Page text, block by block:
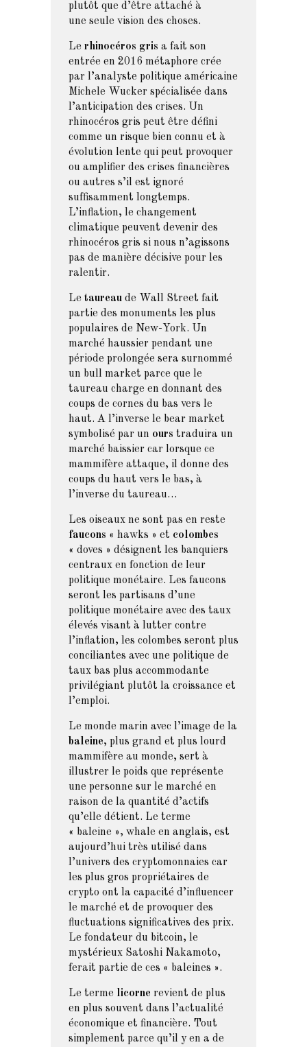
plutôt que d’être attaché à
une seule vision des choses.
Le rhinocéros gris a fait son
entrée en 2016 métaphore crée
par l’analyste politique américaine
Michele Wucker spécialisée dans
l’anticipation des crises. Un
rhinocéros gris peut être défini
comme un risque bien connu et à
évolution lente qui peut provoquer
ou amplifier des crises financières
ou autres s’il est ignoré
suffisamment longtemps.
L’inflation, le changement
climatique peuvent devenir des
rhinocéros gris si nous n’agissons
pas de manière décisive pour les
ralentir.
Le taureau de Wall Street fait
partie des monuments les plus
populaires de New-York. Un
marché haussier pendant une
période prolongée sera surnommé
un bull market parce que le
taureau charge en donnant des
coups de cornes du bas vers le
haut. A l’inverse le bear market
symbolisé par un ours traduira un
marché baissier car lorsque ce
mammifère attaque, il donne des
coups du haut vers le bas, à
l’inverse du taureau…
Les oiseaux ne sont pas en reste
faucons « hawks » et colombes
« doves » désignent les banquiers
centraux en fonction de leur
politique monétaire. Les faucons
seront les partisans d’une
politique monétaire avec des taux
élevés visant à lutter contre
l’inflation, les colombes seront plus
conciliantes avec une politique de
taux bas plus accommodante
privilégiant plutôt la croissance et
l’emploi.
Le monde marin avec l’image de la
baleine, plus grand et plus lourd
mammifère au monde, sert à
illustrer le poids que représente
une personne sur le marché en
raison de la quantité d’actifs
qu’elle détient. Le terme
« baleine », whale en anglais, est
aujourd’hui très utilisé dans
l’univers des cryptomonnaies car
les plus gros propriétaires de
crypto ont la capacité d’influencer
le marché et de provoquer des
fluctuations significatives des prix.
Le fondateur du bitcoin, le
mystérieux Satoshi Nakamoto,
ferait partie de ces « baleines ».
Le terme licorne revient de plus
en plus souvent dans l’actualité
économique et financière. Tout
simplement parce qu’il y en a de